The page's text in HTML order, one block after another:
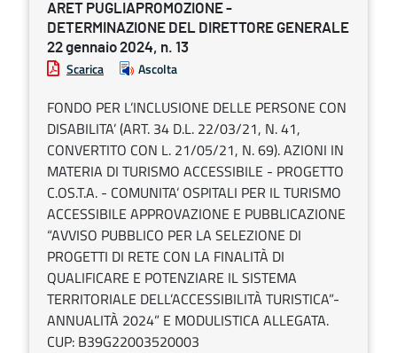
ARET PUGLIAPROMOZIONE -
DETERMINAZIONE DEL DIRETTORE GENERALE
22 gennaio 2024, n. 13
Scarica Ascolta
FONDO PER L’INCLUSIONE DELLE PERSONE CON
DISABILITA’ (ART. 34 D.L. 22/03/21, N. 41,
CONVERTITO CON L. 21/05/21, N. 69). AZIONI IN
MATERIA DI TURISMO ACCESSIBILE - PROGETTO
C.OS.T.A. - COMUNITA’ OSPITALI PER IL TURISMO
ACCESSIBILE APPROVAZIONE E PUBBLICAZIONE
“AVVISO PUBBLICO PER LA SELEZIONE DI
PROGETTI DI RETE CON LA FINALITÀ DI
QUALIFICARE E POTENZIARE IL SISTEMA
TERRITORIALE DELL’ACCESSIBILITÀ TURISTICA”-
ANNUALITÀ 2024” E MODULISTICA ALLEGATA.
CUP: B39G22003520003